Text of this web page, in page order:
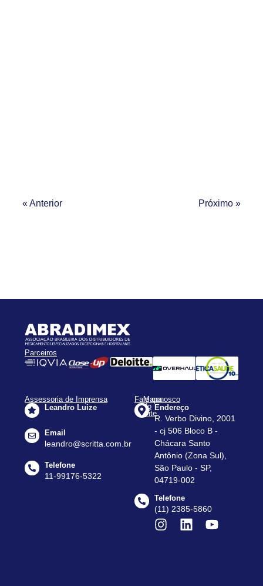
« Anterior Próximo »
Parceiros
Assessoria de Imprensa
Leandro Luize
Email
leandro@scritta.com.br
Telefone
11-99176-5322
Mapa
do
Site
Apresentação
Assessorias
Agenda
do
Setor
Contato
Fale conosco
Endereço
R. Verbo Divino, 2001
- cj 506 Bloco B -
Chácara Santo
Antônio (Zona Sul),
São Paulo - SP,
04719-002
Telefone
(11) 2385-5860